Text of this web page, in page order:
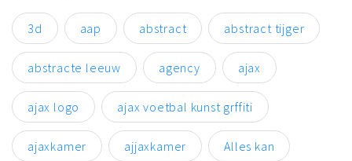
3d aap abstract abstract tijger
abstracte leeuw agency ajax
ajax logo ajax voetbal kunst grffiti
ajaxkamer ajjaxkamer Alles kan